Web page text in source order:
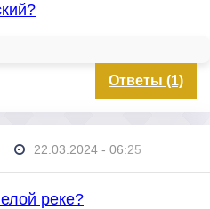
Ответы (1)
22.03.2024 - 06:25
реке?